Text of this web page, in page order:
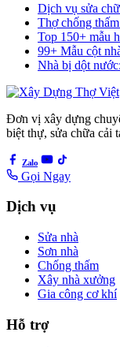
Dịch vụ sửa
Thợ chống
Top 150+ mẫu
99+ Mẫu cột
Nhà bị dột
Đơn vị xây dựng
biệt thự, sửa chữa cải
Zalo
Gọi Ngay
Dịch vụ
Sửa nhà
Sơn nhà
Chống thấm
Xây nhà xưởng
Gia công cơ khí
Hỗ trợ